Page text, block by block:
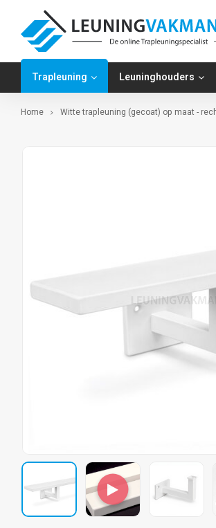
Trapleuning Leuninghouders
Home Witte trapleuning (gecoat) op maat -